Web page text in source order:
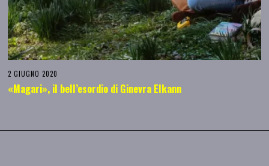
2 GIUGNO 2020
«Magari», il bell’esordio di Ginevra Elkann